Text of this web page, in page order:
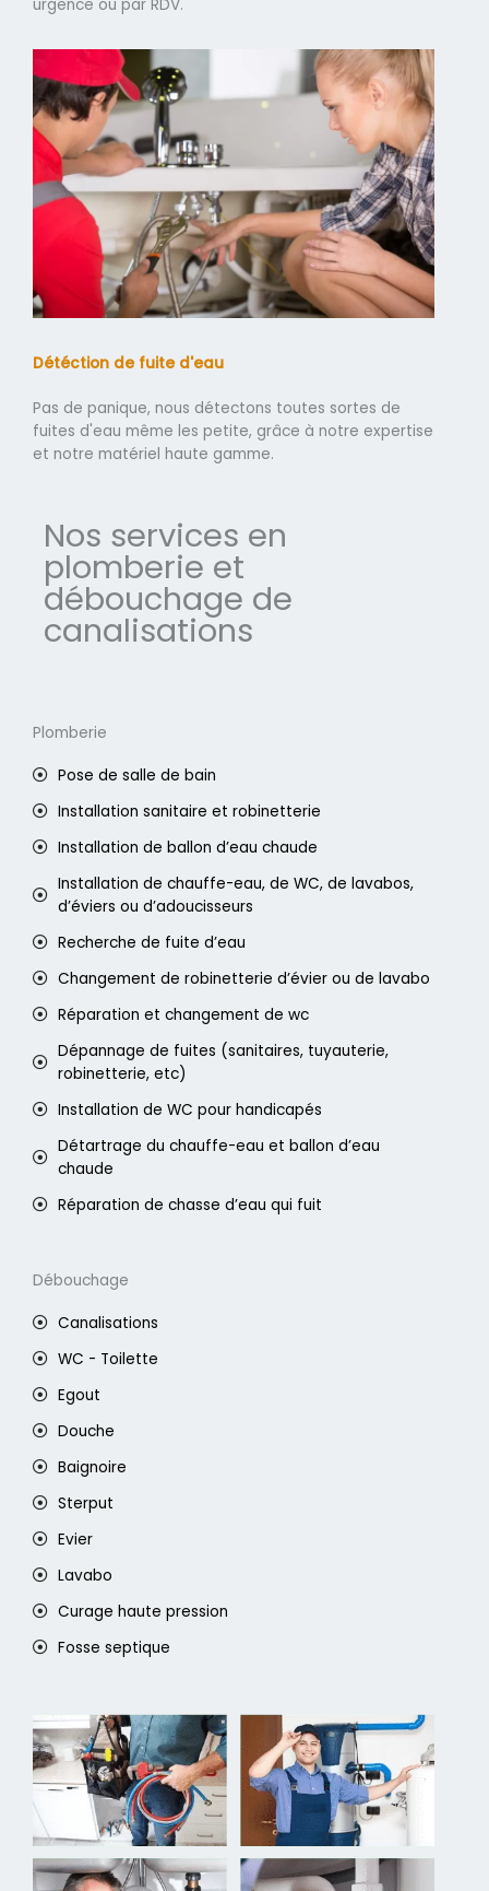
urgence ou par RDV.
Détéction de fuite d'eau
Pas de panique, nous détectons toutes sortes de
fuites d'eau même les petite, grâce à notre expertise
et notre matériel haute gamme.
Nos services en
plomberie et
débouchage de
canalisations
Plomberie
Pose de salle de bain
Installation sanitaire et robinetterie
Installation de ballon d’eau chaude
Installation de chauffe-eau, de WC, de lavabos,
d’éviers ou d’adoucisseurs
Recherche de fuite d’eau
Changement de robinetterie d’évier ou de lavabo
Réparation et changement de wc
Dépannage de fuites (sanitaires, tuyauterie,
robinetterie, etc)
Installation de WC pour handicapés
Détartrage du chauffe-eau et ballon d’eau
chaude
Réparation de chasse d’eau qui fuit
Débouchage
Canalisations
WC - Toilette
Egout
Douche
Baignoire
Sterput
Evier
Lavabo
Curage haute pression
Fosse septique